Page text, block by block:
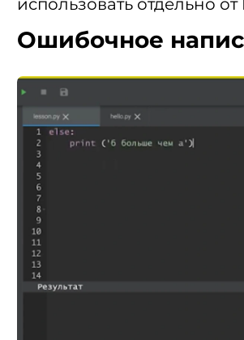
использовать отдельно от
Ошибочное